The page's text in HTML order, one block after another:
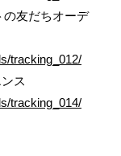
の友だちオーデ
tracking_012/
ス
tracking_014/